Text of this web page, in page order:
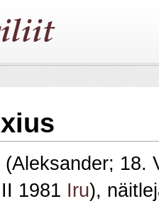
(Aleksander; 18.
1981 Iru),